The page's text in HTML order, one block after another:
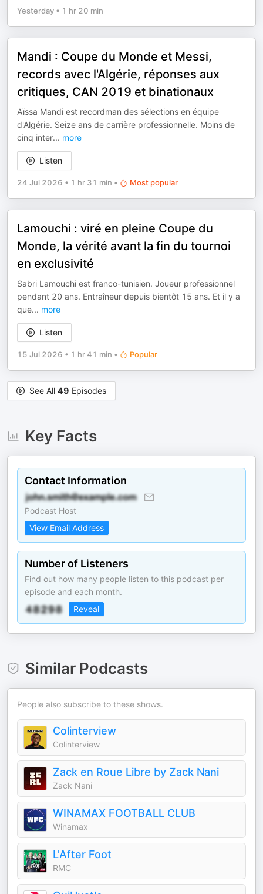
Yesterday • 1 hr 20 min
Mandi : Coupe du Monde et Messi,
records avec l'Algérie, réponses aux
critiques, CAN 2019 et binationaux
Aïssa Mandi est recordman des sélections en équipe
d'Algérie. Seize ans de carrière professionnelle. Moins de
cinq inter... more
Listen
24 Jul 2026 • 1 hr 31 min • Most popular
Lamouchi : viré en pleine Coupe du
Monde, la vérité avant la fin du tournoi
en exclusivité
Sabri Lamouchi est franco-tunisien. Joueur professionnel
pendant 20 ans. Entraîneur depuis bientôt 15 ans. Et il y a
que... more
Listen
15 Jul 2026 • 1 hr 41 min • Popular
See All 49 Episodes
Key Facts
Contact Information
Podcast Host
View Email Address
Number of Listeners
Find out how many people listen to this podcast per
episode and each month.
Reveal
Similar Podcasts
People also subscribe to these shows.
Colinterview
Colinterview
Zack en Roue Libre by Zack Nani
Zack Nani
WINAMAX FOOTBALL CLUB
Winamax
L'After Foot
RMC